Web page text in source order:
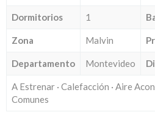
Dormitorios 1
Zona Malvin
Departamento Montevideo
A Estrenar · Calefacción · Aire
Comunes